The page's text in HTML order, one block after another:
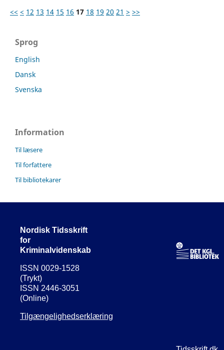
<< < 12 13 14 15 16 17 18 19 20 21 > >>
Sprog
English
Dansk
Svenska
Information
Til læsere
Til forfattere
Til bibliotekarer
Nordisk Tidsskrift
for
Kriminalvidenskab
ISSN 0029-1528
(Trykt)
ISSN 2446-3051
(Online)
Tilgængelighedserklæring